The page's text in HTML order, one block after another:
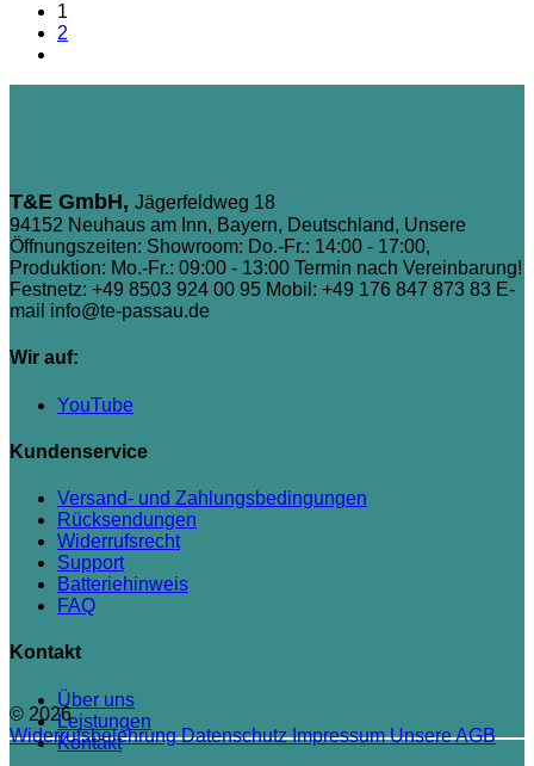
1
2
T&E GmbH, Jägerfeldweg 18
94152 Neuhaus am Inn, Bayern, Deutschland, Unsere
Öffnungszeiten: Showroom: Do.-Fr.: 14:00 - 17:00,
Produktion: Mo.-Fr.: 09:00 - 13:00 Termin nach Vereinbarung!
Festnetz: +49 8503 924 00 95 Mobil: +49 176 847 873 83 E-
mail info@te-passau.de
Wir auf:
YouTube
Kundenservice
Versand- und Zahlungsbedingungen
Rücksendungen
Widerrufsrecht
Support
Batteriehinweis
FAQ
Kontakt
Über uns
Leistungen
Kontakt
© 2026
Widerrufsbelehrung Datenschutz Impressum Unsere AGB